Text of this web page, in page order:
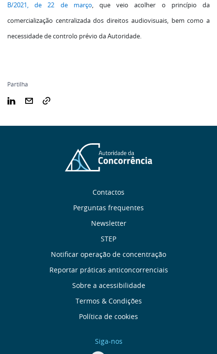
B/2021, de 22 de março, que veio acolher o princípio da
comercialização centralizada dos direitos audiovisuais, bem como a
necessidade de controlo prévio da Autoridade.
Partilha
Contactos
Perguntas frequentes
Newsletter
STEP
Notificar operação de concentração
Reportar práticas anticoncorrenciais
Sobre a acessibilidade
Termos & Condições
Política de cookies
Siga-nos